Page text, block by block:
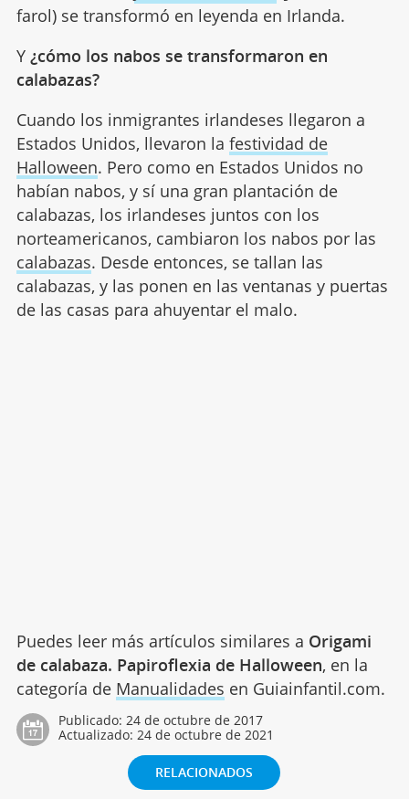
farol) se transformó en leyenda en Irlanda.
Y ¿cómo los nabos se transformaron en
calabazas?
Cuando los inmigrantes irlandeses llegaron a
Estados Unidos, llevaron la festividad de
Halloween. Pero como en Estados Unidos no
habían nabos, y sí una gran plantación de
calabazas, los irlandeses juntos con los
norteamericanos, cambiaron los nabos por las
calabazas. Desde entonces, se tallan las
calabazas, y las ponen en las ventanas y puertas
de las casas para ahuyentar el malo.
Puedes leer más artículos similares a Origami
de calabaza. Papiroflexia de Halloween, en la
categoría de Manualidades en Guiainfantil.com.
Publicado: 24 de octubre de 2017
Actualizado: 24 de octubre de 2021
RELACIONADOS